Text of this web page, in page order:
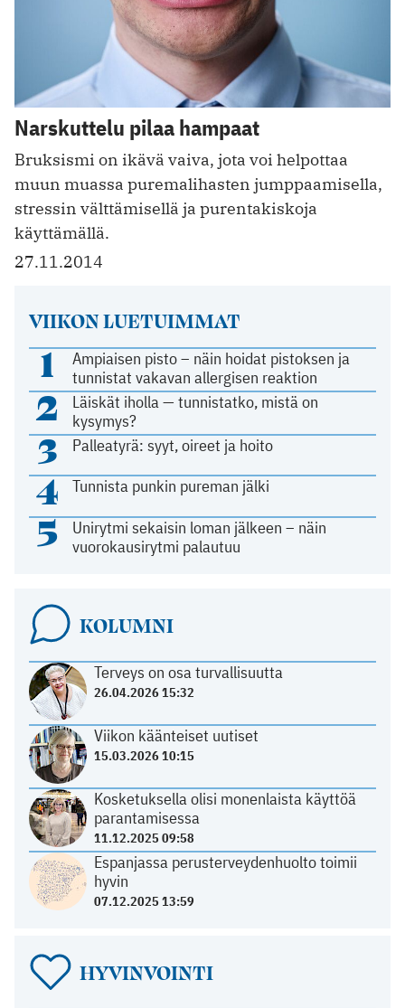
Narskuttelu pilaa hampaat
Bruksismi on ikävä vaiva, jota voi helpottaa
muun muassa puremalihasten jumppaamisella,
stressin välttämisellä ja purentakiskoja
käyttämällä.
27.11.2014
VIIKON LUETUIMMAT
1
Ampiaisen pisto – näin hoidat pistoksen ja
tunnistat vakavan allergisen reaktion
2
Läiskät iholla — tunnistatko, mistä on
kysymys?
3 Palleatyrä: syyt, oireet ja hoito
4 Tunnista punkin pureman jälki
5
Unirytmi sekaisin loman jälkeen – näin
vuorokausirytmi palautuu
KOLUMNI
Terveys on osa turvallisuutta
26.04.2026 15:32
Viikon käänteiset uutiset
15.03.2026 10:15
Kosketuksella olisi monenlaista käyttöä
parantamisessa
11.12.2025 09:58
Espanjassa perusterveydenhuolto toimii
hyvin
07.12.2025 13:59
HYVINVOINTI